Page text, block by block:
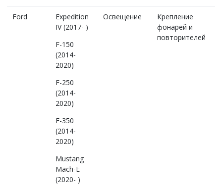
Ford
Expedition
IV (2017- )
F-150
(2014-
2020)
F-250
(2014-
2020)
F-350
(2014-
2020)
Mustang
Mach-E
(2020- )
Освещение
Крепление
фонарей и
повторителей